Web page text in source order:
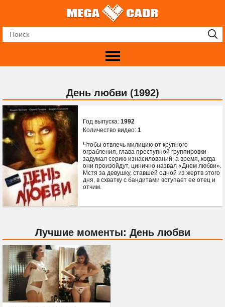
День любви (1992)
Год выпуска: 1992
Количество видео: 1
Чтобы отвлечь милицию от крупного
ограбления, глава преступной группировки
задумал серию изнасилований, а время, когда
они произойдут, цинично назвал «Днем любви».
Мстя за девушку, ставшей одной из жертв этого
дня, в схватку с бандитами вступает ее отец и
отчим.
Лучшие моменты: День любви